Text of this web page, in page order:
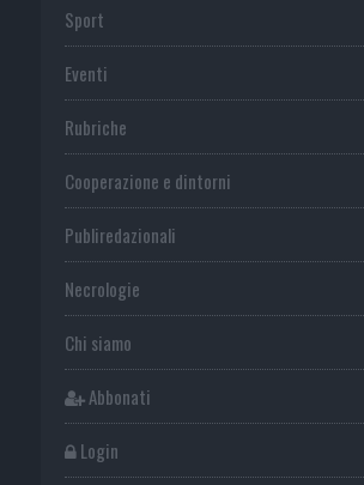
Sport
Eventi
Rubriche
Cooperazione e dintorni
Publiredazionali
Necrologie
Chi siamo
Abbonati
Login